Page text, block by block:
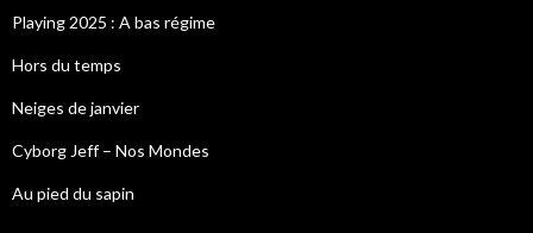
Playing 2025 : A bas régime
Hors du temps
Neiges de janvier
Cyborg Jeff – Nos Mondes
Au pied du sapin